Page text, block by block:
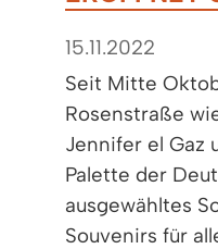
15.11.2022
Seit Mitte
Rosenstraße
Jennifer el Gaz
Palette der
ausgewähltes
Souvenirs für